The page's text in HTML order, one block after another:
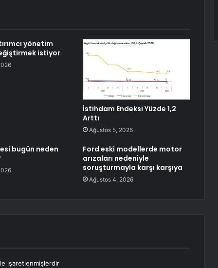
yönetim
istiyor
İstihdam Endeksi Yüzde 1,2
Arttı
Ağustos 5, 2026
bugün neden
Ford eski modellerde motor
arızaları nedeniyle
soruşturmayla karşı karşıya
Ağustos 4, 2026
işaretlenmişlerdir